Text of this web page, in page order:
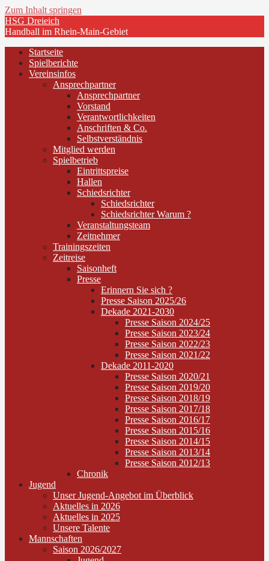
Zum Inhalt springen
HSG Dreieich
Handball im Rhein-Main-Gebiet
Startseite
Spielberichte
Vereinsinfos
Ansprechpartner
Ansprechpartner
Vorstand
Verantwortlichkeiten
Anschriften & Co.
Selbstverständnis
Mitglied werden
Spielbetrieb
Eintrittspreise
Hallen
Schiedsrichter
Schiedsrichter
Schiedsrichter Warum ?
Veranstaltungsteam
Zeitnehmer
Trainingszeiten
Zeitreise
Saisonheft
Presse
Erinnern Sie sich ?
Presse Saison 2025/26
Dekade 2021-2030
Presse Saison 2024/25
Presse Saison 2023/24
Presse Saison 2022/23
Presse Saison 2021/22
Dekade 2011-2020
Presse Saison 2020/21
Presse Saison 2019/20
Presse Saison 2018/19
Presse Saison 2017/18
Presse Saison 2016/17
Presse Saison 2015/16
Presse Saison 2014/15
Presse Saison 2013/14
Presse Saison 2012/13
Chronik
Jugend
Unser Jugend-Angebot im Überblick
Aktuelles in 2026
Aktuelles in 2025
Unsere Talente
Mannschaften
Saison 2026/2027